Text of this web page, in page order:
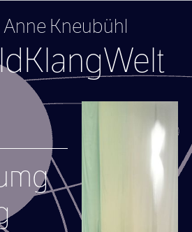
Kneubühl